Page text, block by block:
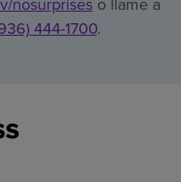
444-1700.